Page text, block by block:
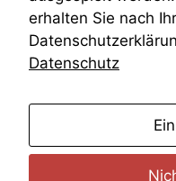
erhalten Sie nach
Datenschutz